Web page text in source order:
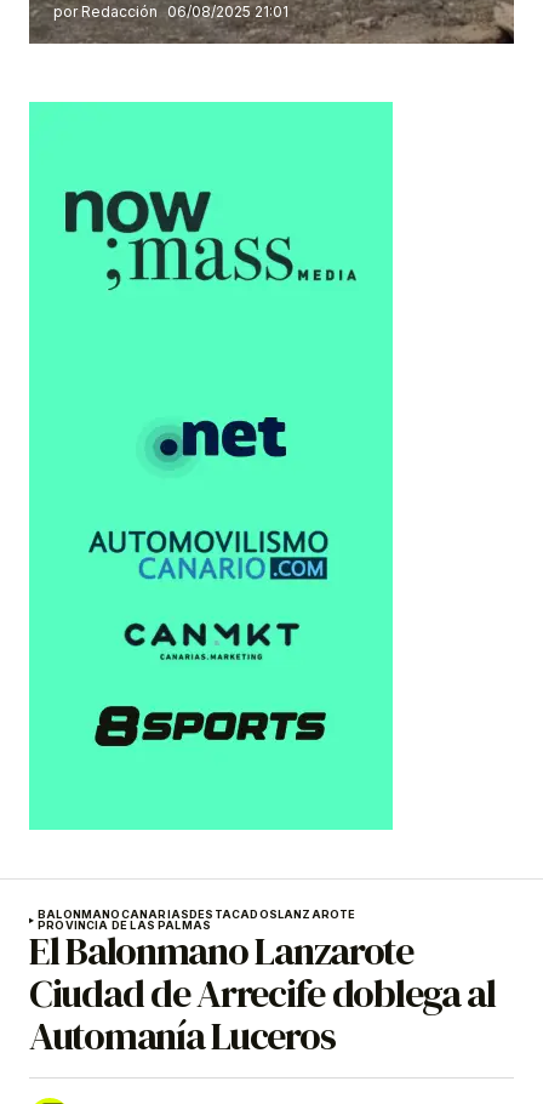
por Redacción 06/08/2025 21:01
BALONMANOCANARIASDESTACADOSLANZAROTE
PROVINCIA DE LAS PALMAS
El Balonmano Lanzarote
Ciudad de Arrecife doblega al
Automanía Luceros